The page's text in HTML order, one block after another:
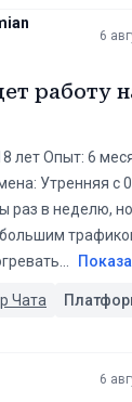
6
работу
лет Опыт: 6
Утренняя с
раз в неделю,
Чата
6